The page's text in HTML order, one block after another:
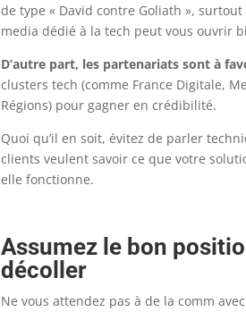
de type « David contre Goliath »,
media dédié à la tech peut vous ouvrir
D’autre part, les partenariats sont à
clusters tech (comme France Digitale,
Régions) pour gagner en crédibilité.
Quoi qu’il en soit, évitez de parler
clients veulent savoir ce que votre
elle fonctionne.
Assumez le bon
décoller
Ne vous attendez pas à de la comm